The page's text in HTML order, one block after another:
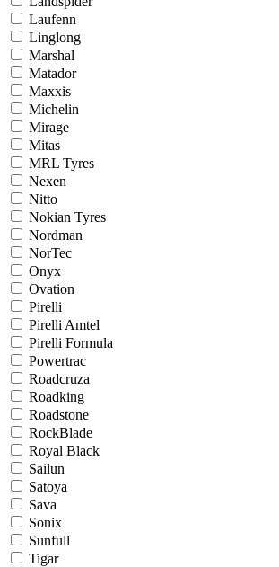
Laufenn
Linglong
Marshal
Matador
Maxxis
Michelin
Mirage
Mitas
MRL Tyres
Nexen
Nitto
Nokian Tyres
Nordman
NorTec
Onyx
Ovation
Pirelli
Pirelli Amtel
Pirelli Formula
Powertrac
Roadcruza
Roadking
Roadstone
RockBlade
Royal Black
Sailun
Satoya
Sava
Sonix
Sunfull
Tigar